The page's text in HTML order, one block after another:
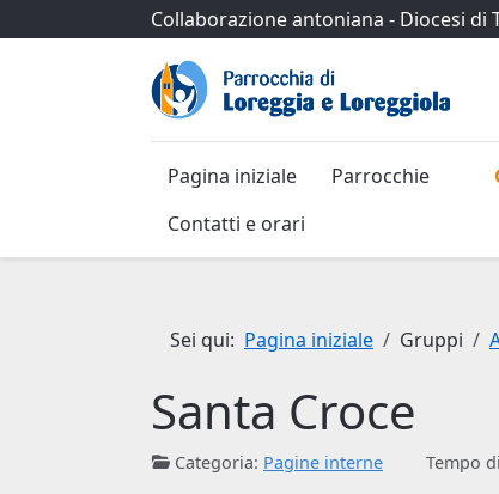
Collaborazione antoniana - Diocesi di
Pagina iniziale Parrocchie
Contatti e orari
Sei qui: Pagina iniziale Gruppi
Santa Croce
Categoria: Pagine interne Tempo